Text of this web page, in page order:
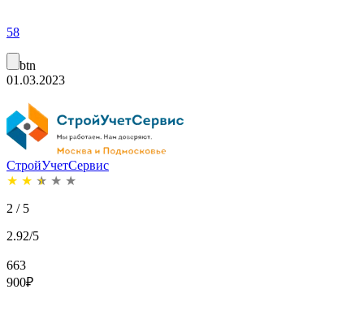
58
btn
01.03.2023
СтройУчетСервис
★ ★ ★ ★ ★
2 / 5
2.92/5
663
900₽